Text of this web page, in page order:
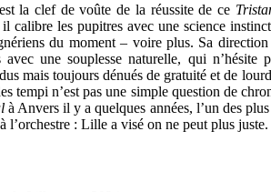
la clef de voûte de la réussite de ce
calibre les pupitres avec une science
du moment – voire plus. Sa direction
avec une souplesse naturelle, qui n’hésite
mais toujours dénués de gratuité et de
tempi n’est pas une simple question de
à Anvers il y a quelques années, l’un des
l’orchestre : Lille a visé on ne peut plus juste.